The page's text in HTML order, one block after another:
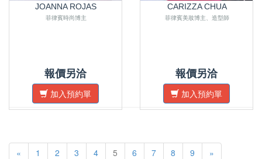
JOANNA ROJAS
菲律賓時尚博主
報價另洽
加入預約單
CARIZZA CHUA
菲律賓美妝博主、造型師
報價另洽
加入預約單
« 1 2 3 4 5 6 7 8 9 »